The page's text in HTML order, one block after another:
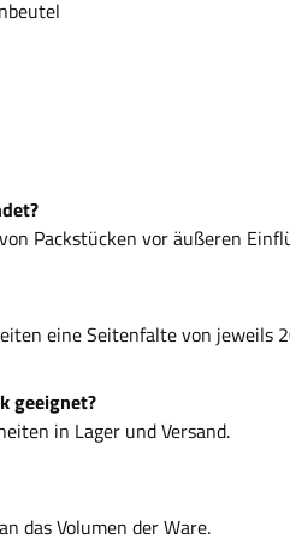
Packstücken vor äußeren
eine Seitenfalte von jeweils
geeignet?
in Lager und Versand.
das Volumen der Ware.